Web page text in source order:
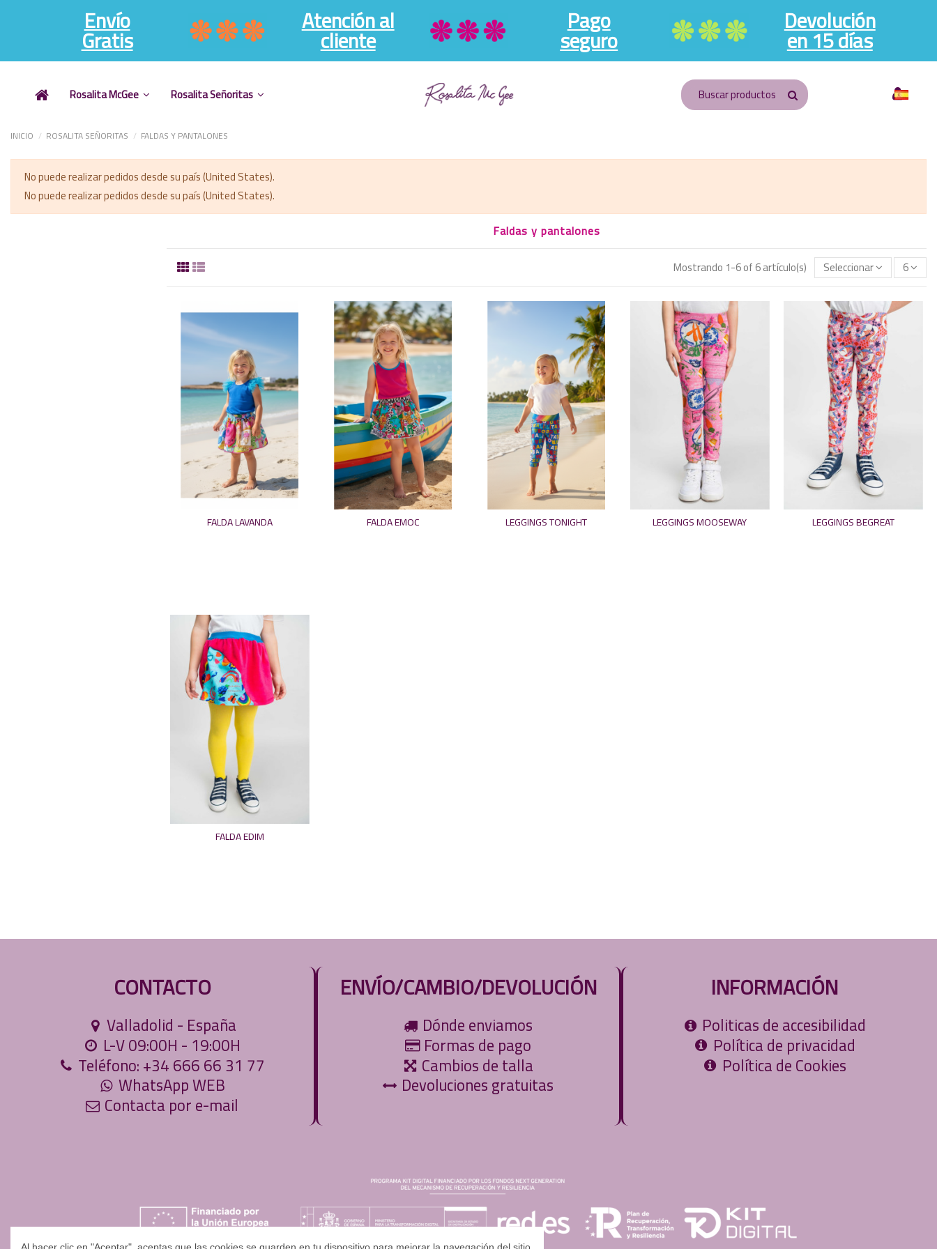
Envío
Gratis
Atención al
cliente
Pago
seguro
Devolución
en 15 días
Rosalita McGee Rosalita Señoritas
INICIO ROSALITA SEÑORITAS FALDAS Y PANTALONES
No puede realizar pedidos desde su país (United States).
No puede realizar pedidos desde su país (United States).
Faldas y pantalones
Mostrando 1-6 of 6 artículo(s) Seleccionar 6
FALDA LAVANDA FALDA EMOC LEGGINGS TONIGHT LEGGINGS MOOSEWAY LEGGINGS BEGREAT
FALDA EDIM
CONTACTO
Valladolid - España
L-V 09:00H - 19:00H
Teléfono: +34 666 66 31 77
WhatsApp WEB
Contacta por e-mail
ENVÍO/CAMBIO/DEVOLUCIÓN
Dónde enviamos
Formas de pago
Cambios de talla
Devoluciones gratuitas
INFORMACIÓN
Politicas de accesibilidad
Política de privacidad
Política de Cookies